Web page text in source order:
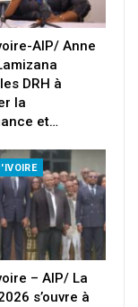
AIP/ Anne
DRH à
la
et…
– AIP/ La
s’ouvre à